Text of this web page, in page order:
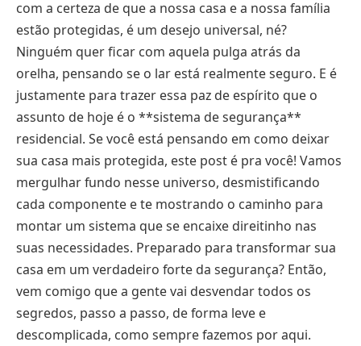
com a certeza de que a nossa casa e a nossa família
estão protegidas, é um desejo universal, né?
Ninguém quer ficar com aquela pulga atrás da
orelha, pensando se o lar está realmente seguro. E é
justamente para trazer essa paz de espírito que o
assunto de hoje é o **sistema de segurança**
residencial. Se você está pensando em como deixar
sua casa mais protegida, este post é pra você! Vamos
mergulhar fundo nesse universo, desmistificando
cada componente e te mostrando o caminho para
montar um sistema que se encaixe direitinho nas
suas necessidades. Preparado para transformar sua
casa em um verdadeiro forte da segurança? Então,
vem comigo que a gente vai desvendar todos os
segredos, passo a passo, de forma leve e
descomplicada, como sempre fazemos por aqui.